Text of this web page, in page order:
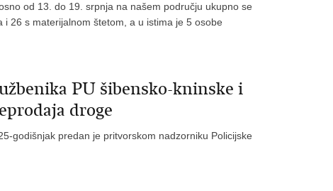
od 13. do 19. srpnja na našem području ukupno se
26 s materijalnom štetom, a u istima je 5 osobe
PU šibensko-kninske i
droge
godišnjak predan je pritvorskom nadzorniku Policijske